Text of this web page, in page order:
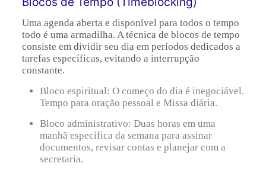
Uma agenda aberta e disponível para todos o tempo
todo é uma armadilha. A técnica de blocos de tempo
consiste em dividir seu dia em períodos dedicados a
tarefas específicas, evitando a interrupção
constante.
Bloco espiritual: O começo do dia é inegociável.
Tempo para oração pessoal e Missa diária.
Bloco administrativo: Duas horas em uma
manhã específica da semana para assinar
documentos, revisar contas e planejar com a
secretaria.